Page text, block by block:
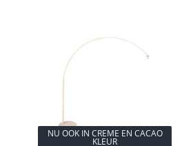
NU OOK IN CREME EN CACAO
KLEUR